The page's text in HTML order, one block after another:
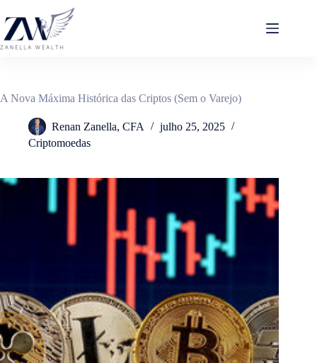
para
conteúdo
A Nova Máxima Histórica das Criptos (Sem o Varejo)
Renan Zanella, CFA
julho 25, 2025
Criptomoedas